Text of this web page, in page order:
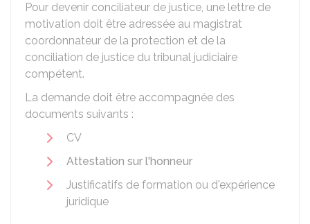
Pour devenir conciliateur de justice, une lettre de
motivation doit être adressée au magistrat
coordonnateur de la protection et de la
conciliation de justice du tribunal judiciaire
compétent.
La demande doit être accompagnée des
documents suivants :
CV
Attestation sur l'honneur
Justificatifs de formation ou d'expérience
juridique